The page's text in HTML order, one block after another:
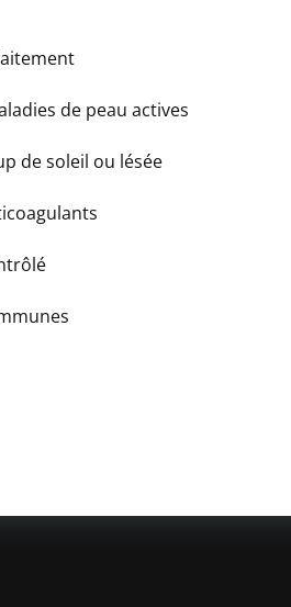
de peau actives
de soleil ou lésée